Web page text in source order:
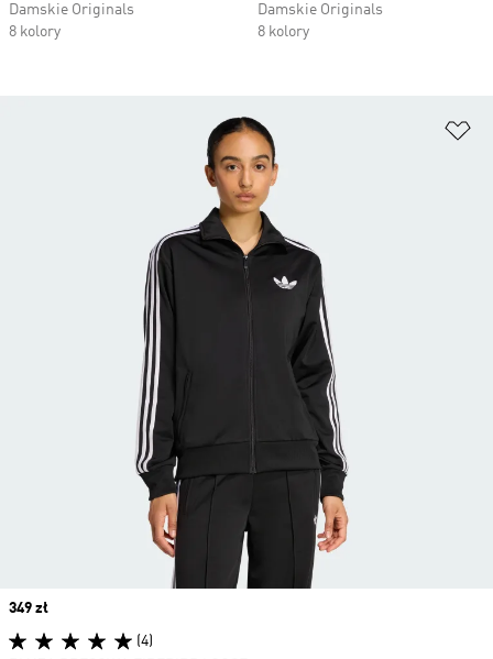
Damskie Originals
8 kolory
Damskie Originals
8 kolory
Price
349 zł
(4)